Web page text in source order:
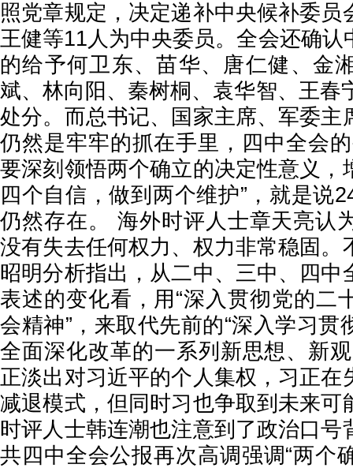
照党章规定，决定递补中央候补委员
王健等11人为中央委员。全会还确认
的给予何卫东、苗华、唐仁健、金
斌、林向阳、秦树桐、袁华智、王春
处分。而总书记、国家主席、军委主
仍然是牢牢的抓在手里，四中全会
要深刻领悟两个确立的决定性意义，
四个自信，做到两个维护”，就是说
仍然存在。 海外时评人士章天亮认
没有失去任何权力、权力非常稳固。
昭明分析指出，从二中、三中、四中
表述的变化看，用“深入贯彻党的二
会精神”，来取代先前的“深入学习贯
全面深化改革的一系列新思想、新
正淡出对习近平的个人集权，习正在
减退模式，但同时习也争取到未来可
时评人士韩连潮也注意到了政治口号
共四中全会公报再次高调强调“两个